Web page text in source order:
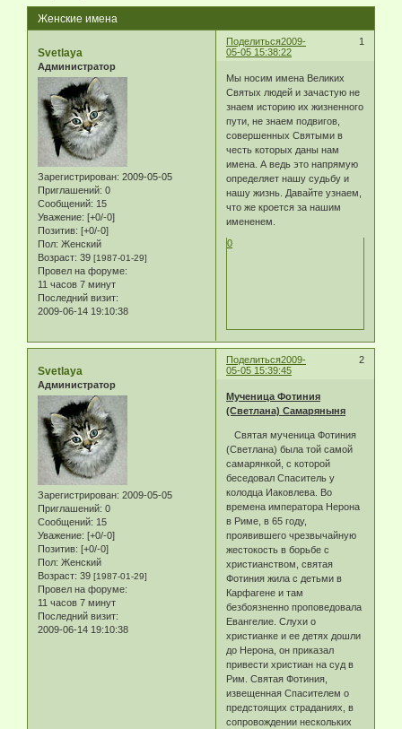
Женские имена
Поделиться 1
2009-
05-05 15:38:22
Svetlaya
Администратор
Зарегистрирован: 2009-05-05
Приглашений: 0
Сообщений: 15
Уважение: [+0/-0]
Позитив: [+0/-0]
Пол: Женский
Возраст: 39 [1987-01-29]
Провел на форуме:
11 часов 7 минут
Последний визит:
2009-06-14 19:10:38
Мы носим имена Великих
Святых людей и зачастую не
знаем историю их жизненного
пути, не знаем подвигов,
совершенных Святыми в
честь которых даны нам
имена. А ведь это напрямую
определяет нашу судьбу и
нашу жизнь. Давайте узнаем,
что же кроется за нашим
имененем.
0
Поделиться 2
2009-
05-05 15:39:45
Svetlaya
Администратор
Зарегистрирован: 2009-05-05
Приглашений: 0
Сообщений: 15
Уважение: [+0/-0]
Позитив: [+0/-0]
Пол: Женский
Возраст: 39 [1987-01-29]
Провел на форуме:
11 часов 7 минут
Последний визит:
2009-06-14 19:10:38
Мученица Фотиния
(Светлана) Самаряныня
Святая мученица Фотиния
(Светлана) была той самой
самарянкой, с которой
беседовал Спаситель у
колодца Иаковлева. Во
времена императора Нерона
в Риме, в 65 году,
проявившего чрезвычайную
жестокость в борьбе с
христианством, святая
Фотиния жила с детьми в
Карфагене и там
безбоязненно проповедовала
Евангелие. Слухи о
христианке и ее детях дошли
до Нерона, он приказал
привести христиан на суд в
Рим. Святая Фотиния,
извещенная Спасителем о
предстоящих страданиях, в
сопровождении нескольких